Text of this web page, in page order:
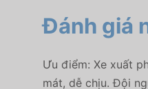
Đánh giá
Ưu điểm: Xe xuất
mát, dễ chịu. Đội